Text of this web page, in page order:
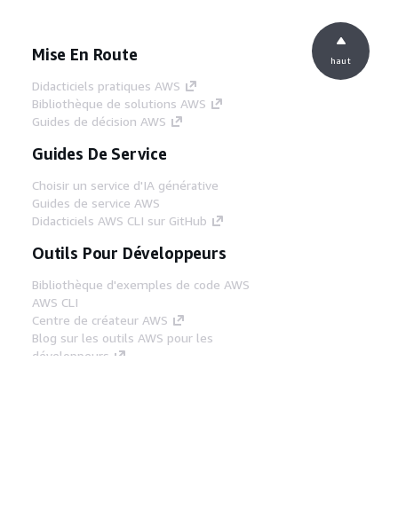
Mise En Route
Didacticiels pratiques AWS
Bibliothèque de solutions AWS
Guides de décision AWS
Guides De Service
Choisir un service d'IA générative
Guides de service AWS
Didacticiels AWS CLI sur GitHub
Outils Pour Développeurs
Bibliothèque d'exemples de code AWS
AWS CLI
Centre de créateur AWS
Blog sur les outils AWS pour les
développeurs
haut